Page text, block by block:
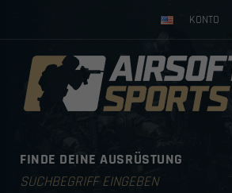
KONTO
FINDE DEINE AUSRÜSTUNG
Products